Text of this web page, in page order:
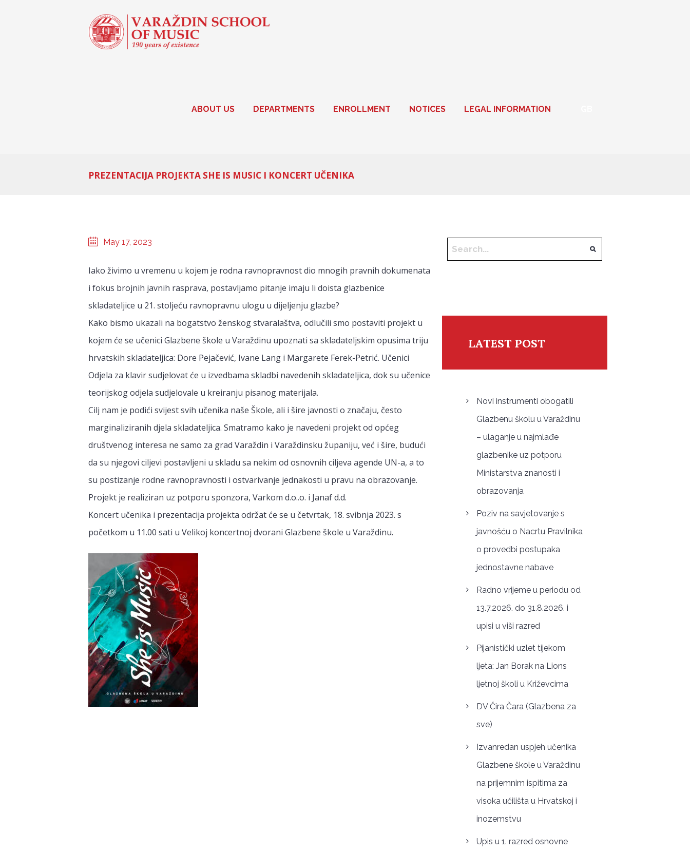
ABOUT US DEPARTMENTS ENROLLMENT NOTICES LEGAL INFORMATION
PREZENTACIJA PROJEKTA SHE IS MUSIC I KONCERT UČENIKA
May 17, 2023
Iako živimo u vremenu u kojem je rodna ravnopravnost dio mnogih pravnih dokumenata
i fokus brojnih javnih rasprava, postavljamo pitanje imaju li doista glazbenice
skladateljice u 21. stoljeću ravnopravnu ulogu u dijeljenju glazbe?
Kako bismo ukazali na bogatstvo ženskog stvaralaštva, odlučili smo postaviti projekt u
kojem će se učenici Glazbene škole u Varaždinu upoznati sa skladateljskim opusima triju
hrvatskih skladateljica: Dore Pejačević, Ivane Lang i Margarete Ferek-Petrić. Učenici
Odjela za klavir sudjelovat će u izvedbama skladbi navedenih skladateljica, dok su učenice
teorijskog odjela sudjelovale u kreiranju pisanog materijala.
Cilj nam je podići svijest svih učenika naše Škole, ali i šire javnosti o značaju, često
marginaliziranih djela skladateljica. Smatramo kako je navedeni projekt od općeg
društvenog interesa ne samo za grad Varaždin i Varaždinsku županiju, već i šire, budući
da su njegovi ciljevi postavljeni u skladu sa nekim od osnovnih ciljeva agende UN-a, a to
su postizanje rodne ravnopravnosti i ostvarivanje jednakosti u pravu na obrazovanje.
Projekt je realiziran uz potporu sponzora, Varkom d.o..o. i Janaf d.d.
Koncert učenika i prezentacija projekta održat će se u četvrtak, 18. svibnja 2023. s
početkom u 11.00 sati u Velikoj koncertnoj dvorani Glazbene škole u Varaždinu.
LATEST POST
Novi instrumenti obogatili
Glazbenu školu u Varaždinu
– ulaganje u najmlađe
glazbenike uz potporu
Ministarstva znanosti i
obrazovanja
Poziv na savjetovanje s
javnošću o Nacrtu Pravilnika
o provedbi postupaka
jednostavne nabave
Radno vrijeme u periodu od
13.7.2026. do 31.8.2026. i
upisi u viši razred
Pijanistički uzlet tijekom
ljeta: Jan Borak na Lions
ljetnoj školi u Križevcima
DV Čira Čara (Glazbena za
sve)
Izvanredan uspjeh učenika
Glazbene škole u Varaždinu
na prijemnim ispitima za
visoka učilišta u Hrvatskoj i
inozemstvu
Upis u 1. razred osnovne